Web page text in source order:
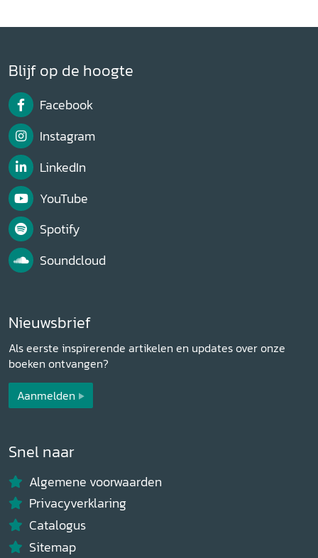
Blijf op de hoogte
Facebook
Instagram
LinkedIn
YouTube
Spotify
Soundcloud
Nieuwsbrief
Als eerste inspirerende artikelen en updates over onze
boeken ontvangen?
Aanmelden
Snel naar
Algemene voorwaarden
Privacyverklaring
Catalogus
Sitemap